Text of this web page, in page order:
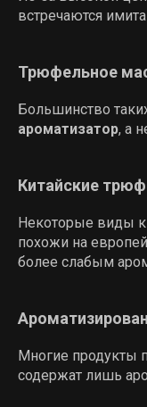
встречаются
Трюфельное
Большинство
ароматизатор, а
Китайские
Некоторые виды
похожи на
более слабым
Многие продукты
содержат лишь